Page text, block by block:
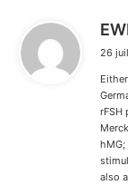
26
rFSH
hMG;
also